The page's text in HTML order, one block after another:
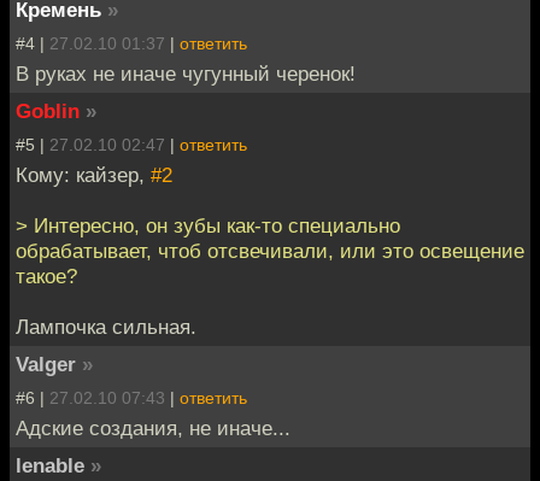
Кремень »
#4 | 27.02.10 01:37 | ответить
В руках не иначе чугунный черенок!
Goblin »
#5 | 27.02.10 02:47 | ответить
Кому: кайзер, #2
> Интересно, он зубы как-то специально
обрабатывает, чтоб отсвечивали, или это освещение
такое?
Лампочка сильная.
Valger »
#6 | 27.02.10 07:43 | ответить
Адские создания, не иначе...
lenable »